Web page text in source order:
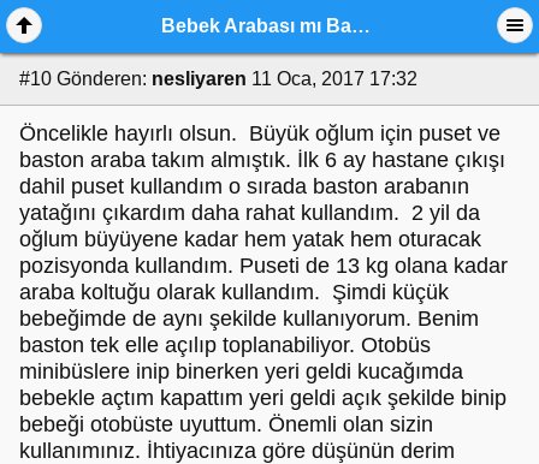
Bebek Arabası mı Baston Puset mi?? Yardım
#10 Gönderen: nesliyaren 11 Oca, 2017 17:32
Öncelikle hayırlı olsun. Büyük oğlum için puset ve
baston araba takım almıştık. İlk 6 ay hastane çıkışı
dahil puset kullandım o sırada baston arabanın
yatağını çıkardım daha rahat kullandım. 2 yil da
oğlum büyüyene kadar hem yatak hem oturacak
pozisyonda kullandım. Puseti de 13 kg olana kadar
araba koltuğu olarak kullandım. Şimdi küçük
bebeğimde de aynı şekilde kullanıyorum. Benim
baston tek elle açılıp toplanabiliyor. Otobüs
minibüslere inip binerken yeri geldi kucağımda
bebekle açtım kapattım yeri geldi açık şekilde binip
bebeği otobüste uyuttum. Önemli olan sizin
kullanımınız. İhtiyacınıza göre düşünün derim